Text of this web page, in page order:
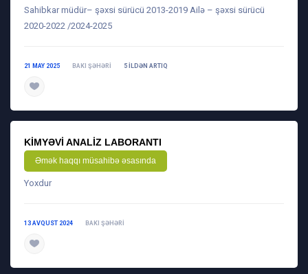
Sahibkar müdür– şəxsi sürücü 2013-2019 Ailə – şəxsi sürücü
2020-2022 /2024-2025
21 MAY 2025 BAKI ŞƏHƏRI 5 ILDƏN ARTIQ
KIMYƏVI ANALIZ LABORANTI
Əmək haqqı müsahibə əsasında
Yoxdur
13 AVQUST 2024 BAKI ŞƏHƏRI